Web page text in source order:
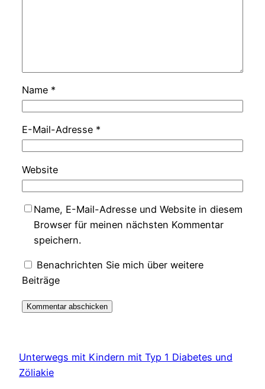
Name *
E-Mail-Adresse *
Website
Name, E-Mail-Adresse und Website in diesem
Browser für meinen nächsten Kommentar
speichern.
Benachrichten Sie mich über weitere
Beiträge
Unterwegs mit Kindern mit Typ 1 Diabetes und
Zöliakie